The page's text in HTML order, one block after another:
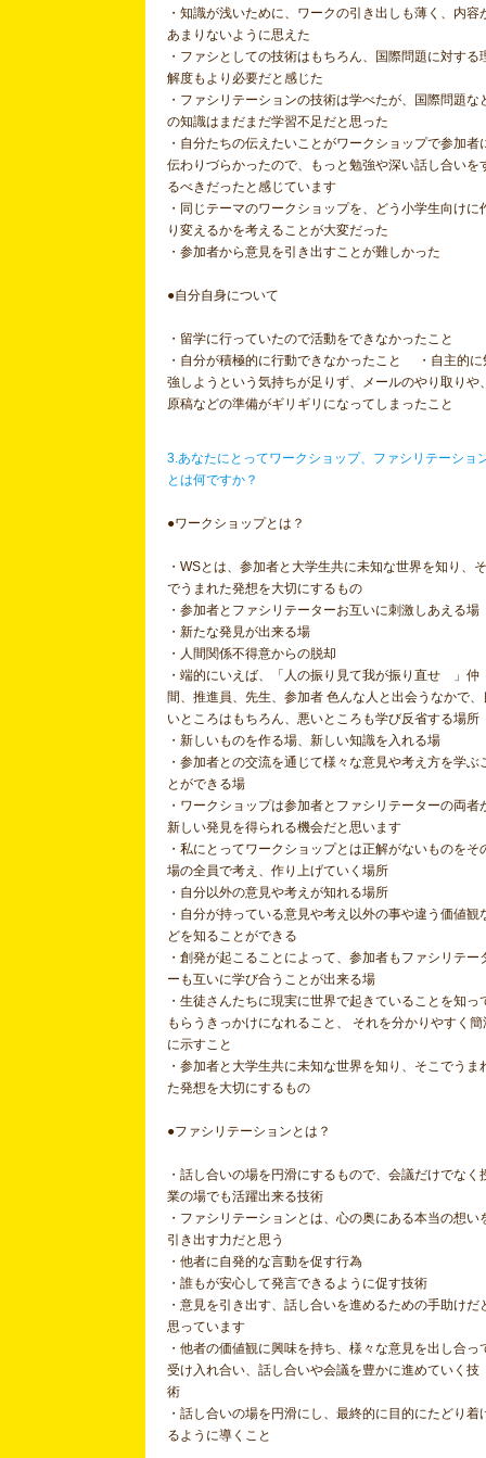
・知識が浅いために、ワークの引き出しも薄く、内容
あまりないように思えた
・ファシとしての技術はもちろん、国際問題に対する
解度もより必要だと感じた
・ファシリテーションの技術は学べたが、国際問題な
の知識はまだまだ学習不足だと思った
・自分たちの伝えたいことがワークショップで参加者
伝わりづらかったので、もっと勉強や深い話し合いを
るべきだったと感じています
・同じテーマのワークショップを、どう小学生向けに
り変えるかを考えることが大変だった
・参加者から意見を引き出すことが難しかった
●自分自身について
・留学に行っていたので活動をできなかったこと
・自分が積極的に行動できなかったこと ・自主的に
強しようという気持ちが足りず、メールのやり取りや
原稿などの準備がギリギリになってしまったこと
3.あなたにとってワークショップ、ファシリテーショ
とは何ですか？
●ワークショップとは？
・WSとは、参加者と大学生共に未知な世界を知り、
でうまれた発想を大切にするもの
・参加者とファシリテーターお互いに刺激しあえる
・新たな発見が出来る場
・人間関係不得意からの脱却
・端的にいえば、「人の振り見て我が振り直せ 」仲
間、推進員、先生、参加者 色んな人と出会うなかで、
いところはもちろん、悪いところも学び反省する場
・新しいものを作る場、新しい知識を入れる場
・参加者との交流を通じて様々な意見や考え方を学ぶ
とができる場
・ワークショップは参加者とファシリテーターの両者
新しい発見を得られる機会だと思います
・私にとってワークショップとは正解がないものをそ
場の全員で考え、作り上げていく場所
・自分以外の意見や考えが知れる場所
・自分が持っている意見や考え以外の事や違う価値観
どを知ることができる
・創発が起こることによって、参加者もファシリテー
ーも互いに学び合うことが出来る場
・生徒さんたちに現実に世界で起きていることを知っ
もらうきっかけになれること、 それを分かりやすく簡
に示すこと
・参加者と大学生共に未知な世界を知り、そこでうま
た発想を大切にするもの
●ファシリテーションとは？
・話し合いの場を円滑にするもので、会議だけでなく
業の場でも活躍出来る技術
・ファシリテーションとは、心の奥にある本当の想い
引き出す力だと思う
・他者に自発的な言動を促す行為
・誰もが安心して発言できるように促す技術
・意見を引き出す、話し合いを進めるための手助けだ
思っています
・他者の価値観に興味を持ち、様々な意見を出し合っ
受け入れ合い、話し合いや会議を豊かに進めていく技
術
・話し合いの場を円滑にし、最終的に目的にたどり着
るように導くこと